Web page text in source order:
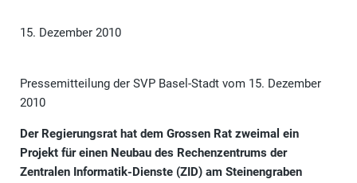
15. Dezember 2010
Pressemitteilung der SVP Basel-Stadt vom 15. Dezember
2010
Der Regierungsrat hat dem Grossen Rat zweimal ein
Projekt für einen Neubau des Rechenzentrums der
Zentralen Informatik-Dienste (ZID) am Steinengraben